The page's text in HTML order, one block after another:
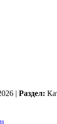
| Раздел: